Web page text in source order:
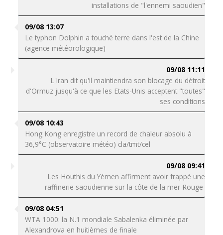
installations de "l'ennemi saoudien"
09/08 13:07
Le typhon Dolphin a touché terre dans l'est de la Chine
(agence météorologique)
09/08 11:11
L'Iran dit qu'il maintiendra son blocage du détroit
d'Ormuz jusqu'à ce que les Etats-Unis acceptent "toutes"
ses conditions
09/08 10:43
Hong Kong enregistre un record de chaleur absolu à
36,9°C (observatoire météo) cla/tmt/cel
09/08 09:41
Les Houthis du Yémen affirment avoir frappé une
raffinerie saoudienne sur la côte de la mer Rouge
09/08 04:51
WTA 1000: la N.1 mondiale Sabalenka éliminée par
Alexandrova en huitièmes de finale